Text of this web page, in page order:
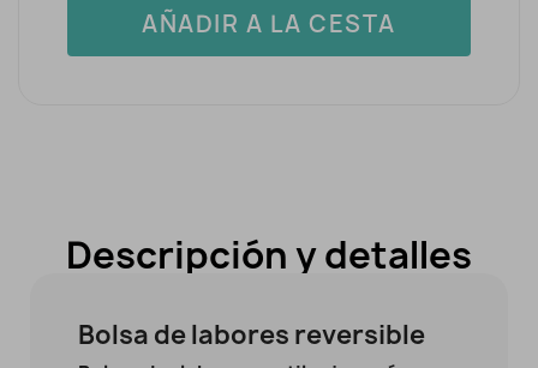
AÑADIR A LA CESTA
Descripción y detalles
Bolsa de labores reversible